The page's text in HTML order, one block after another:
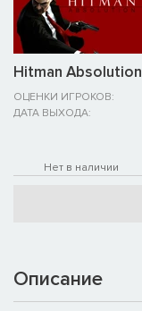
Hitman Absolution
ОЦЕНКИ ИГРОКОВ:
ДАТА ВЫХОДА:
Нет в наличии
Описание